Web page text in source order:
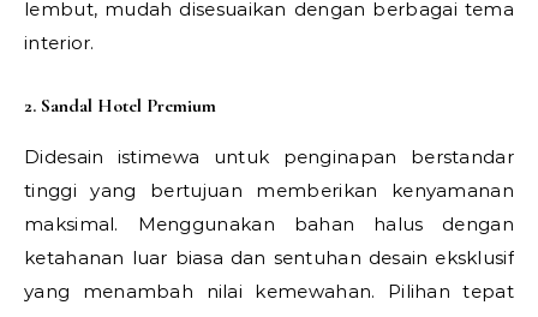
lembut, mudah disesuaikan dengan berbagai tema
interior.
2. Sandal Hotel Premium
Didesain istimewa untuk penginapan berstandar
tinggi yang bertujuan memberikan kenyamanan
maksimal. Menggunakan bahan halus dengan
ketahanan luar biasa dan sentuhan desain eksklusif
yang menambah nilai kemewahan. Pilihan tepat